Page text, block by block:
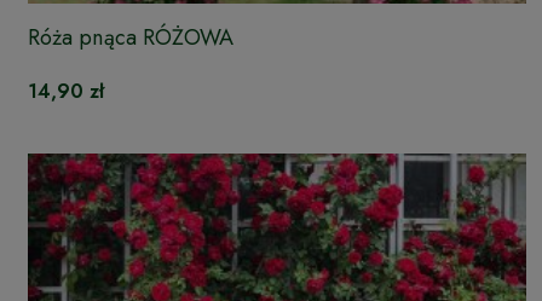
Róża pnąca RÓŻOWA
14,90 zł